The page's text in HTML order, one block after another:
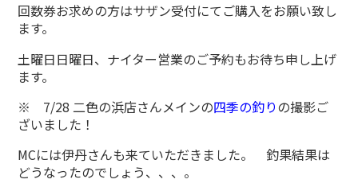
回数券お求めの方はサザン受付にてご購入をお願い致し
ます。
土曜日日曜日、ナイター営業のご予約もお待ち申し上げ
ます。
※ 7/28 二色の浜店さんメインの四季の釣りの撮影ご
ざいました！
MCには伊丹さんも来ていただきました。 釣果結果は
どうなったのでしょう、、、。